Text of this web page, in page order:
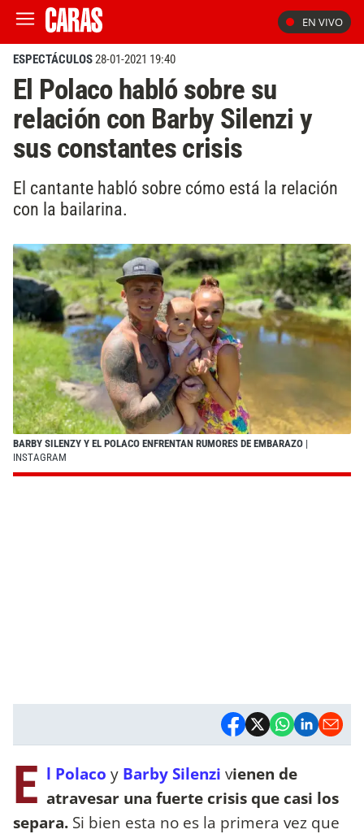
EN VIVO
ESPECTÁCULOS28-01-2021 19:40
El Polaco habló sobre su
relación con Barby Silenzi y
sus constantes crisis
El cantante habló sobre cómo está la relación
con la bailarina.
BARBY SILENZY Y EL POLACO ENFRENTAN RUMORES DE EMBARAZO |
INSTAGRAM
E l Polaco y Barby Silenzi vienen de
atravesar una fuerte crisis que casi los
separa. Si bien esta no es la primera vez que